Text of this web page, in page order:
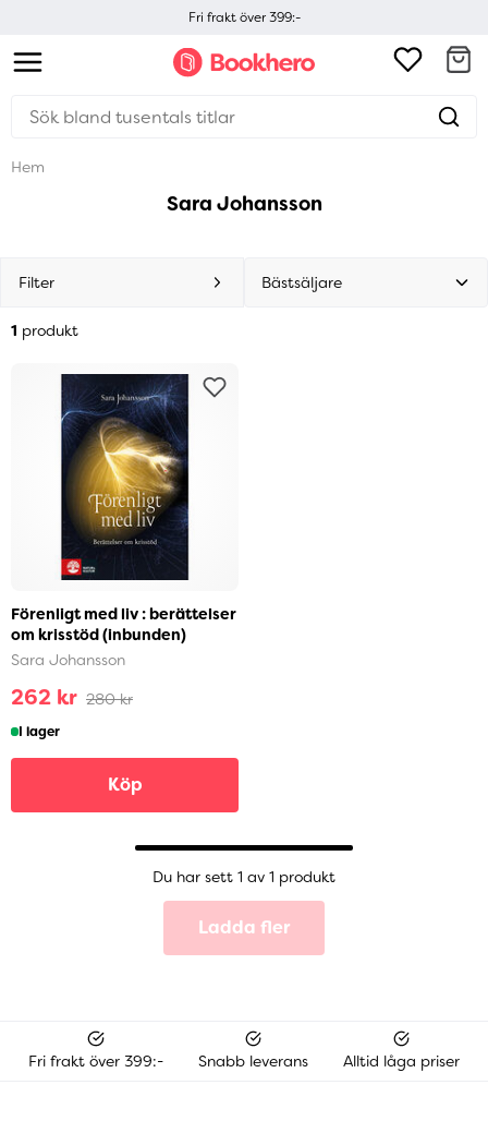
Fri frakt över 399:-
Hem
Sara Johansson
Filter
1 produkt
Förenligt med liv : berättelser
om krisstöd (inbunden)
Sara Johansson
262 kr 280 kr
I lager
Köp
Du har sett 1 av 1 produkt
Ladda fler
Fri frakt över 399:- Snabb leverans Alltid låga priser